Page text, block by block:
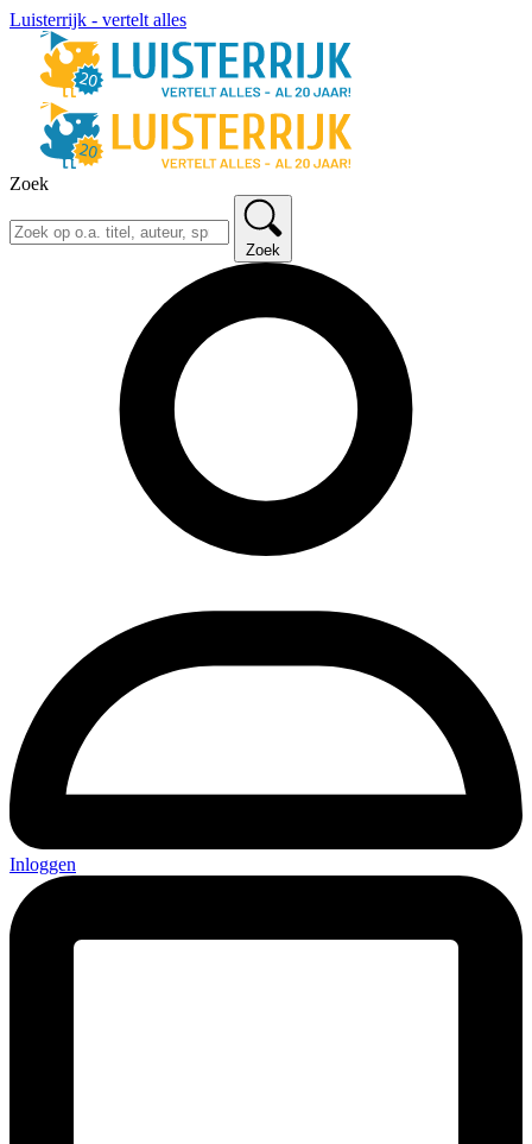
Luisterrijk - vertelt alles
Zoek
Zoek
Inloggen